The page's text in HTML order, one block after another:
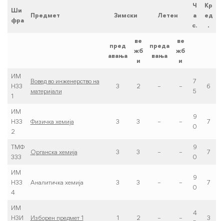
Ши
фра
Предмет Зимски Летен
Ч
а
с.
Кр
ед
.
пред
авања
ве
жб
и
преда
вања
ве
жб
и
ИМ
Н33
1
Вовед во инженерство на
материјали
3 2 – –
7
5
6
ИМ
Н33
2
Физичка хемија 3 3 – –
9
0
7
ТМФ
333
Органска хемија 3 3 – –
9
0
7
ИМ
Н33
4
Аналитичка хемија 3 3 – –
9
0
7
ИМ
Н3И
Изборен предмет 1 1 2 – –
4
3